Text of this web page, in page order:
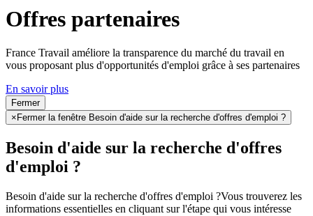
Offres partenaires
France Travail améliore la transparence du marché du travail en
vous proposant plus d'opportunités d'emploi grâce à ses partenaires
En savoir plus
Fermer
× Fermer la fenêtre Besoin d'aide sur la recherche d'offres d'emploi ?
Besoin d'aide sur la recherche d'offres
d'emploi ?
Besoin d'aide sur la recherche d'offres d'emploi ?Vous trouverez les
informations essentielles en cliquant sur l'étape qui vous intéresse